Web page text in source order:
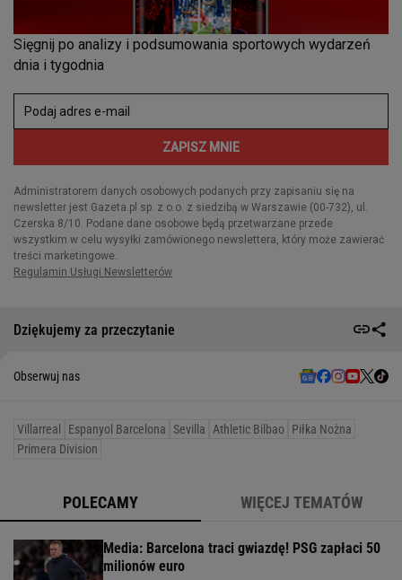
Dziękujemy za przeczytanie
Obserwuj nas
Villarreal Espanyol Barcelona Sevilla Athletic Bilbao Piłka Nożna
Primera Division
POLECAMY WIĘCEJ TEMATÓW
Media: Barcelona traci gwiazdę! PSG zapłaci 50
milionów euro